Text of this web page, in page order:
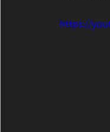
https://